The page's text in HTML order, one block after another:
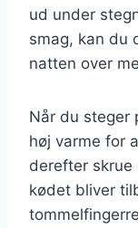
ud under
smag, kan du
natten over
Når du steger
høj varme for
derefter
kødet bliver